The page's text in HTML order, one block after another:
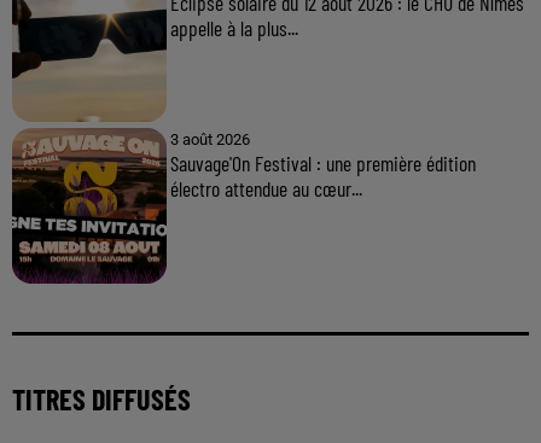
appelle à la plus...
3 août 2026
Sauvage'On Festival : une première édition
électro attendue au cœur...
TITRES DIFFUSÉS